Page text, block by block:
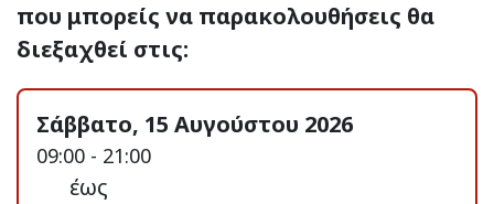
που μπορείς να παρακολουθήσεις θα
διεξαχθεί στις:
Σάββατο, 15 Αυγούστου 2026
09:00 - 21:00
έως